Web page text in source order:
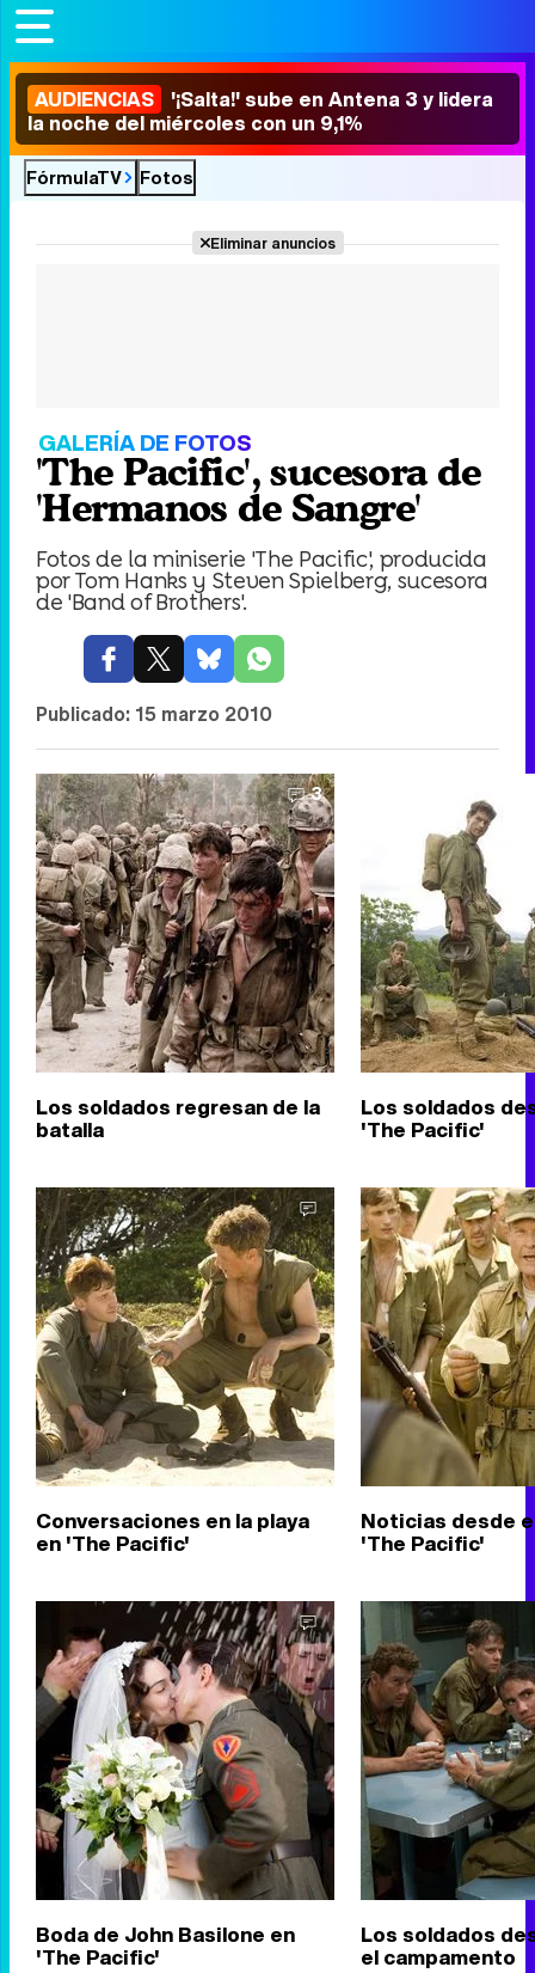
AUDIENCIAS '¡Salta!' sube en Antena 3 y lidera
la noche del miércoles con un 9,1%
FórmulaTV Fotos
Eliminar anuncios
GALERÍA DE FOTOS
'The Pacific', sucesora de
'Hermanos de Sangre'
Fotos de la miniserie 'The Pacific', producida
por Tom Hanks y Steven Spielberg, sucesora
de 'Band of Brothers'.
Publicado: 15 marzo 2010
3
Los soldados regresan de la
batalla
Los soldados
'The Pacific'
Conversaciones en la playa
en 'The Pacific'
Noticias desde
'The Pacific'
Boda de John Basilone en
'The Pacific'
Los soldados
el campamento